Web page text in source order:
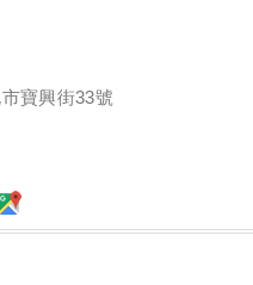
寶興街33號